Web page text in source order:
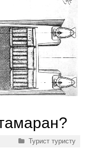
Рубрики
Турист туристу